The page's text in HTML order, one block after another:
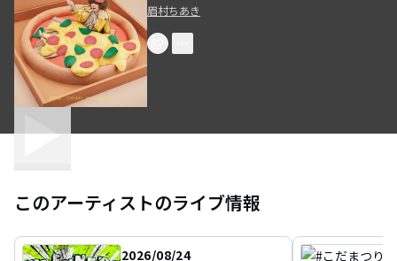
眉村ちあき
このアーティストのライブ情報
2026/08/24